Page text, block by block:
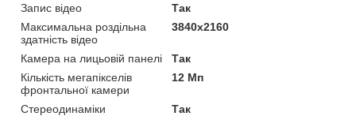
Запис відео
Так
Максимальна роздільна
здатність відео
3840x2160
Камера на лицьовій панелі
Так
Кількість мегапікселів
фронтальної камери
12 Мп
Стереодинаміки
Так